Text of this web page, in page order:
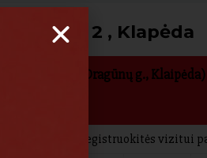
g. 2 , Klapėda
1 kab., Dragūnų g., Klaipėda)
gydytojas
laiką ir registruokitės vizitui